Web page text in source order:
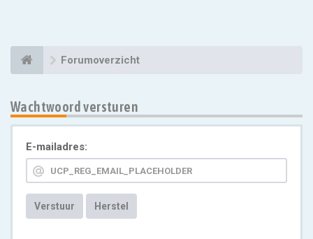
Forumoverzicht
Wachtwoord versturen
E-mailadres:
Verstuur Herstel